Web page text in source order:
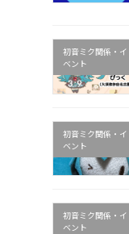
初音ミク関係・イ
ベント
初音ミク関係・イ
ベント
初音ミク関係・イ
ベント